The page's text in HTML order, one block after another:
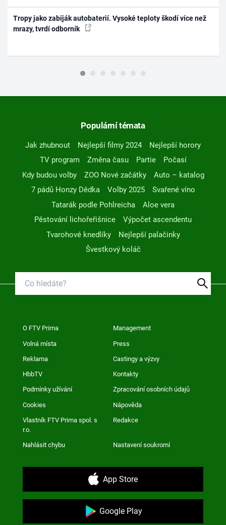
Tropy jako zabiják autobaterií. Vysoké teploty škodí více než
mrazy, tvrdí odborník
Populární témata
Jak zhubnout Nejlepší filmy 2024
Nejlepší horory
TV program
Změna času Partie
Počasí
Kdy budou volby
ZOO Nové začátky
Auto – katalog
7 pádů Honzy Dědka
Volby 2025
Svařené víno
Tatarák podle Pohlreicha
Aloe vera
Pěstování lichořeřišnice
Výpočet ascendentu
Tvarohové knedlíky
Nejlepší palačinky
Švestkový koláč
O FTV Prima Management
Volná místa Press
Reklama Castingy a výzvy
HbbTV Kontakty
Podmínky užívání Zpracování osobních údajů
Cookies Nápověda
Vlastník FTV Prima spol. s
r.o.
Redakce
Nahlásit chybu Nastavení soukromí
App Store
Google Play